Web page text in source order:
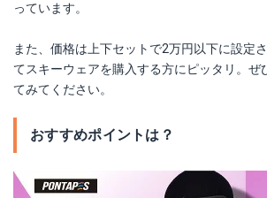
っています。
また、価格は上下セットで2万円以下に設定
てスキーウェアを購入する方にピッタリ。ぜ
てみてください。
おすすめポイントは？